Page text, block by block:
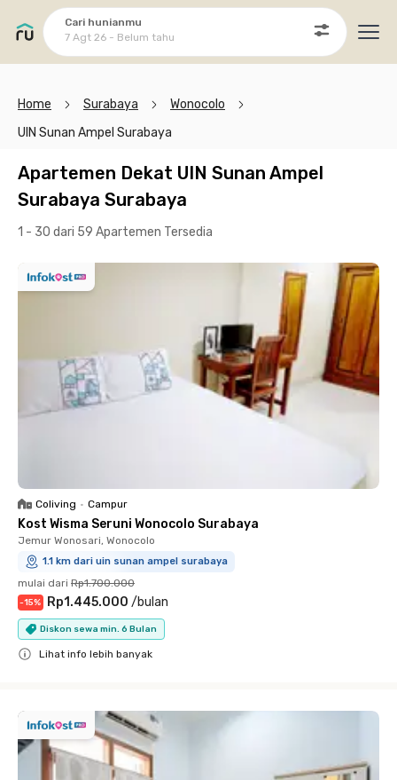
Cari hunianmu
7 Agt 26 - Belum tahu
Home Surabaya
Wonocolo
UIN Sunan Ampel Surabaya
Apartemen Dekat UIN Sunan Ampel
Surabaya Surabaya
1 - 30 dari 59 Apartemen Tersedia
Coliving • Campur
Kost Wisma Seruni Wonocolo Surabaya
Jemur Wonosari, Wonocolo
1.1 km dari uin sunan ampel surabaya
mulai dari Rp1.700.000
-15% Rp1.445.000 /bulan
Diskon sewa min. 6 Bulan
Lihat info lebih banyak